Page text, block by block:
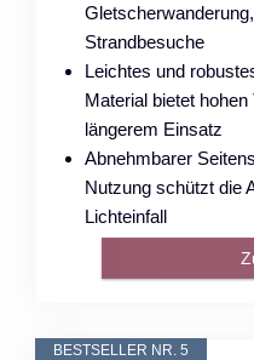
Strandbesuche
Leichtes und
Material bietet
längerem Einsatz
Abnehmbarer
Nutzung schützt die
Lichteinfall
BESTSELLER NR. 5